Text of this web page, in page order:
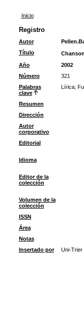
Inicio
Registro
Autor
Título
Año
2002
Número
321
Palabras
clave
Lírica;
Resumen
Dirección
Autor
corporativo
Editorial
Idioma
Editor de la
colección
Volumen de la
colección
ISSN
Área
Notas
Insertado por
Uni-Trier